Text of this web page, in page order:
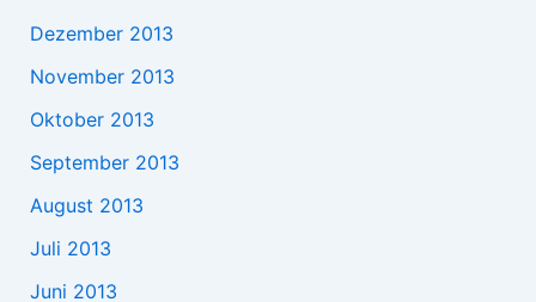
Dezember 2013
November 2013
Oktober 2013
September 2013
August 2013
Juli 2013
Juni 2013